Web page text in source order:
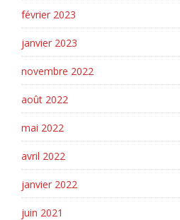
février 2023
janvier 2023
novembre 2022
août 2022
mai 2022
avril 2022
janvier 2022
juin 2021